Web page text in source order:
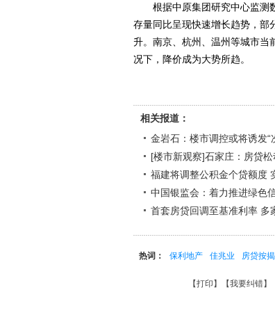
根据中原集团研究中心监测数
存量同比呈现快速增长趋势，部
升。南京、杭州、温州等城市当
况下，降价成为大势所趋。
相关报道：
金岩石：楼市调控或将诱发“
[楼市新观察]石家庄：房贷松
福建将调整公积金个贷额度
中国银监会：着力推进绿色
首套房贷回调至基准利率 多
热词： 保利地产 佳兆业 房贷按揭
【打印 】【我要纠错】